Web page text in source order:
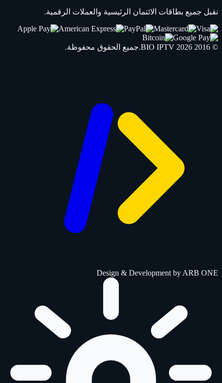
نقبل جميع بطاقات الائتمان الرئيسية والعملات الرقمية.
© 2016 2026
BIO IPTV .جميع الحقوق محفوظة.
Design & Development by ARB ONE